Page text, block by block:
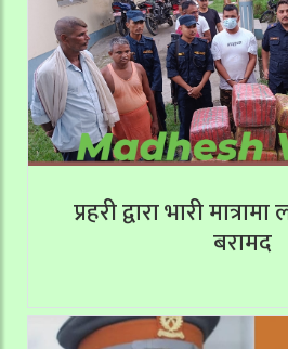
प्रहरी द्वारा भारी
बरामद